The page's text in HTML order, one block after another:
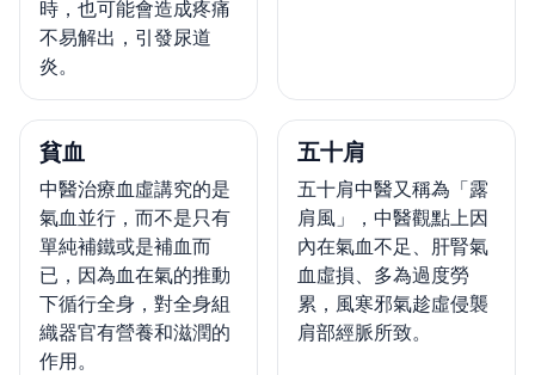
時，也可能會造成疼痛
不易解出，引發尿道
炎。
貧血
中醫治療血虛講究的是
氣血並行，而不是只有
單純補鐵或是補血而
已，因為血在氣的推動
下循行全身，對全身組
織器官有營養和滋潤的
作用。
五十肩
五十肩中醫又稱為「露
肩風」，中醫觀點上因
內在氣血不足、肝腎氣
血虛損、多為過度勞
累，風寒邪氣趁虛侵襲
肩部經脈所致。